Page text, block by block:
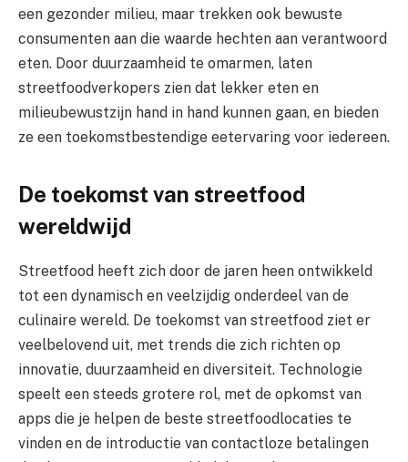
een gezonder milieu, maar trekken ook bewuste
consumenten aan die waarde hechten aan verantwoord
eten. Door duurzaamheid te omarmen, laten
streetfoodverkopers zien dat lekker eten en
milieubewustzijn hand in hand kunnen gaan, en bieden
ze een toekomstbestendige eetervaring voor iedereen.
De toekomst van streetfood
wereldwijd
Streetfood heeft zich door de jaren heen ontwikkeld
tot een dynamisch en veelzijdig onderdeel van de
culinaire wereld. De toekomst van streetfood ziet er
veelbelovend uit, met trends die zich richten op
innovatie, duurzaamheid en diversiteit. Technologie
speelt een steeds grotere rol, met de opkomst van
apps die je helpen de beste streetfoodlocaties te
vinden en de introductie van contactloze betalingen